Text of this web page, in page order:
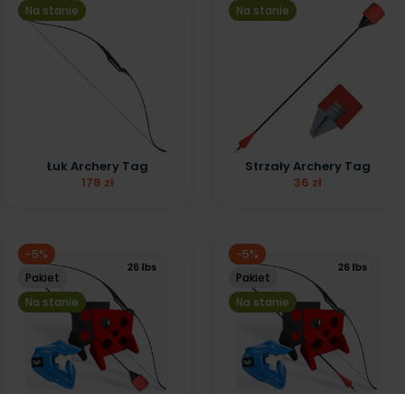
Na stanie
Łuk Archery Tag
178 zł
Na stanie
Strzały Archery Tag
36 zł
-5%
Pakiet
Na stanie
-5%
Pakiet
Na stanie